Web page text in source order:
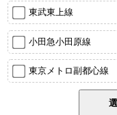
東武東上線
小田急小田原線
東京メトロ副都心線